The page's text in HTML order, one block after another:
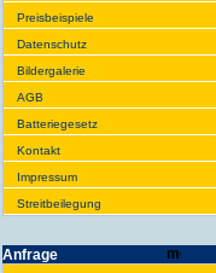
Preis­beispiele
Daten­schutz
Bilder­galerie
AGB
Batte­rie­gesetz
Kontakt
Impres­sum
Streit­bei­legung
Anfrage